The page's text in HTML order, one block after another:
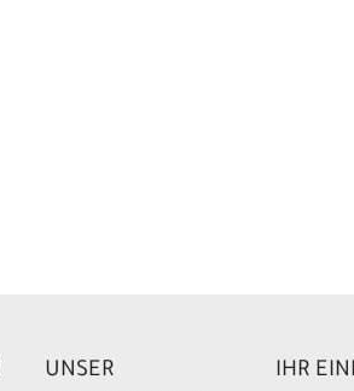
UNSER
IHR